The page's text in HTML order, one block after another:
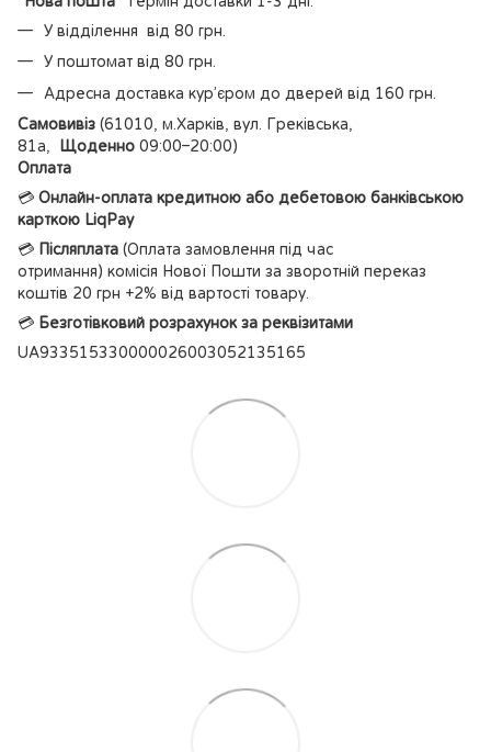
У відділення від 80 грн.
У поштомат від 80 грн.
Адресна доставка кур’єром до дверей від 160 грн.
Самовивіз (61010, м.Харків, вул. Греківська,
81а,
Щоденно 09:00–20:00)
Оплата
💳 Онлайн-оплата кредитною або дебетовою банківською
карткою LiqPay
💳 Післяплата (Оплата замовлення під час
отримання) комісія Нової Пошти за зворотній переказ
коштів 20 грн +2% від вартості товару.
💳 Безготівковий розрахунок за реквізитами
UA933515330000026003052135165